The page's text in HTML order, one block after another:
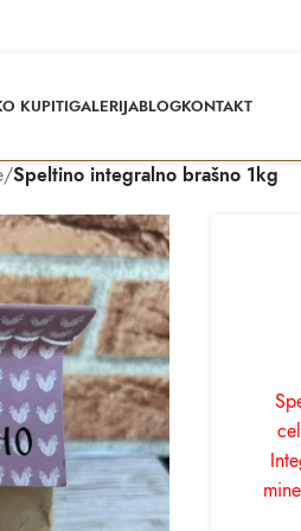
KUPITIGALERIJABLOGKONTAKT
/Speltino integralno brašno 1kg